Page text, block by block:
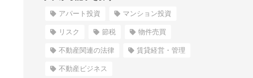
アパート投資 マンション投資
リスク 節税 物件売買
不動産関連の法律 賃貸経営・管理
不動産ビジネス